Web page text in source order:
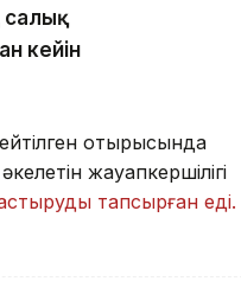
салық
кейін
отырысында
жауапкершілігі
тапсырған еді.